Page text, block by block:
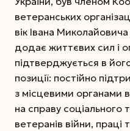
ветеранських
вік Івана
додає життєвих сил і
підтверджується в
позиції: постійно
з місцевими органами
на справу соціального
ветеранів війни,